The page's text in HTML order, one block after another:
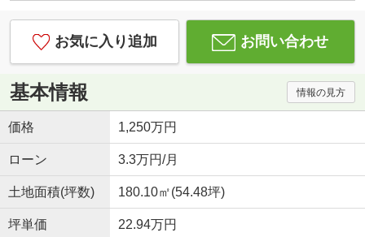
お気に入り追加 お問い合わせ
基本情報 情報の見方
価格 1,250万円
ローン 3.3万円/月
土地面積(坪数) 180.10㎡(54.48坪)
坪単価 22.94万円